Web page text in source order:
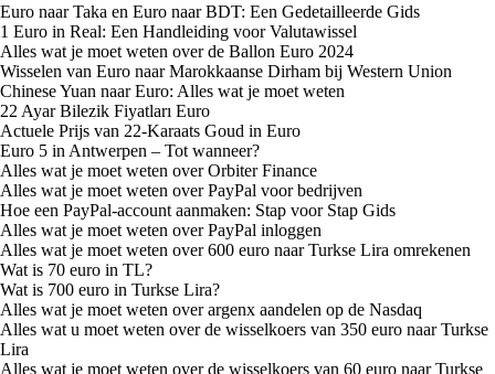
Euro naar Taka en Euro naar BDT: Een Gedetailleerde Gids
1 Euro in Real: Een Handleiding voor Valutawissel
Alles wat je moet weten over de Ballon Euro 2024
Wisselen van Euro naar Marokkaanse Dirham bij Western Union
Chinese Yuan naar Euro: Alles wat je moet weten
22 Ayar Bilezik Fiyatları Euro
Actuele Prijs van 22-Karaats Goud in Euro
Euro 5 in Antwerpen – Tot wanneer?
Alles wat je moet weten over Orbiter Finance
Alles wat je moet weten over PayPal voor bedrijven
Hoe een PayPal-account aanmaken: Stap voor Stap Gids
Alles wat je moet weten over PayPal inloggen
Alles wat je moet weten over 600 euro naar Turkse Lira omrekenen
Wat is 70 euro in TL?
Wat is 700 euro in Turkse Lira?
Alles wat je moet weten over argenx aandelen op de Nasdaq
Alles wat u moet weten over de wisselkoers van 350 euro naar Turkse
Lira
Alles wat je moet weten over de wisselkoers van 60 euro naar Turkse